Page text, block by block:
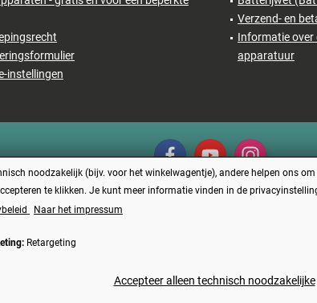
instellingen
Verzend- en
Informatie over
apparatuur
prijzen zijn inclusief BTW plus
noodzakelijk (bijv. voor het winkelwagentje), andere helpen ons
te klikken. Je kunt meer informatie vinden in de
Naar het impressum
Retargeting
Accepteer alleen technisch noodzakelijke